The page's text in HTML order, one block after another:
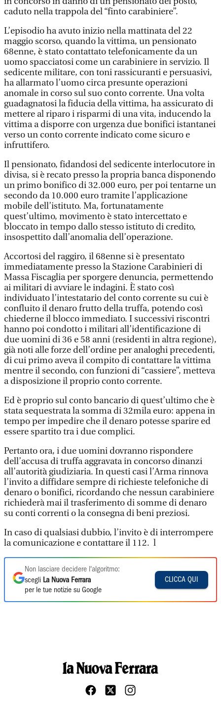
caduto nella trappola del “finto carabiniere”.
L’episodio ha avuto inizio nella mattinata del 22
maggio scorso, quando la vittima, un pensionato
68enne, è stato contattato telefonicamente da un
uomo spacciatosi come un carabiniere in servizio. Il
sedicente militare, con toni rassicuranti e persuasivi,
ha allarmato l’uomo circa presunte operazioni
anomale in corso sul suo conto corrente. Una volta
guadagnatosi la fiducia della vittima, ha assicurato di
mettere al riparo i risparmi di una vita, inducendo la
vittima a disporre con urgenza due bonifici istantanei
verso un conto corrente indicato come sicuro e
infruttifero.
Il pensionato, fidandosi del sedicente interlocutore in
divisa, si è recato presso la propria banca disponendo
un primo bonifico di 32.000 euro, per poi tentarne un
secondo da 10.000 euro tramite l’applicazione
mobile dell’istituto. Ma, fortunatamente
quest’ultimo, movimento è stato intercettato e
bloccato in tempo dallo stesso istituto di credito,
insospettito dall’anomalia dell’operazione.
Accortosi del raggiro, il 68enne si è presentato
immediatamente presso la Stazione Carabinieri di
Massa Fiscaglia per sporgere denuncia, permettendo
ai militari di avviare le indagini. È stato così
individuato l’intestatario del conto corrente su cui è
confluito il denaro frutto della truffa, potendo così
chiederne il blocco immediato. I successivi riscontri
hanno poi condotto i militari all’identificazione di
due uomini di 36 e 58 anni (residenti in altra regione),
già noti alle forze dell’ordine per analoghi precedenti,
di cui primo aveva il compito di contattare la vittima
mentre il secondo, con funzioni di “cassiere”, metteva
a disposizione il proprio conto corrente.
Ed è proprio sul conto bancario di quest’ultimo che è
stata sequestrata la somma di 32mila euro: appena in
tempo per impedire che il denaro potesse sparire ed
essere spartito tra i due complici.
Pertanto ora, i due uomini dovranno rispondere
dell’accusa di truffa aggravata in concorso dinanzi
all’autorità giudiziaria. In questi casi l’Arma rinnova
l’invito a diffidare sempre di richieste telefoniche di
denaro o bonifici, ricordando che nessun carabiniere
richiederà mai il trasferimento di somme di denaro
su conti correnti o la consegna di beni preziosi.
In caso di qualsiasi dubbio, l’invito è di interrompere
la comunicazione e contattare il 112. l
Non lasciare decidere l'algoritmo:
scegli La Nuova Ferrara
per le tue notizie su Google
CLICCA QUI